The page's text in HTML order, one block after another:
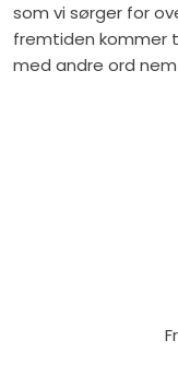
som vi sørger for
fremtiden kommer
med andre ord